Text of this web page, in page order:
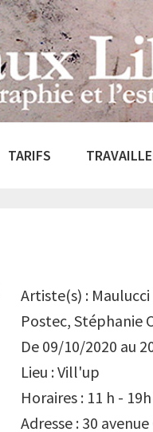
TARIFS
Artiste(s) :
Postec, Stéphanie
De 09/10/2020 au
Lieu : Vill'up
Horaires : 11 h -
Adresse : 30